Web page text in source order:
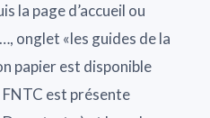
la page d’accueil ou
onglet «les guides de la
papier est disponible
FNTC est présente